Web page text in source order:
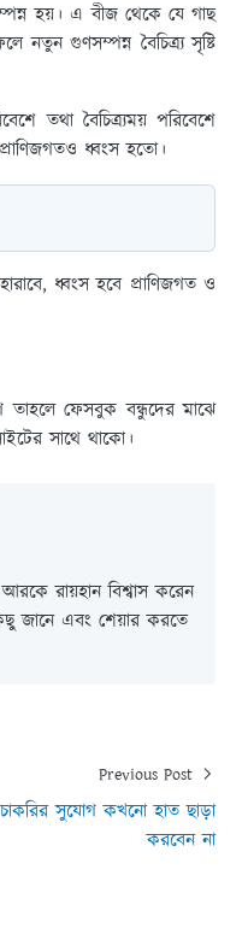
হয়। এ বীজ থেকে যে গাছ
নতুন গুণসম্পন্ন বৈচিত্র্য সৃষ্টি
তথা বৈচিত্র্যময় পরিবেশে
ধ্বংস হতো।
ধ্বংস হবে প্রাণিজগত ও
তাহলে ফেসবুক বন্ধুদের মাঝে
সাথে থাকো।
রায়হান বিশ্বাস করেন
জানে এবং শেয়ার করতে
Previous Post
সুযোগ কখনো হাত ছাড়া
করবেন না